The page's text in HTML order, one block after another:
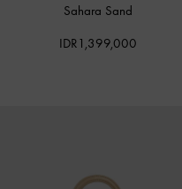
Sahara Sand
IDR1,399,000